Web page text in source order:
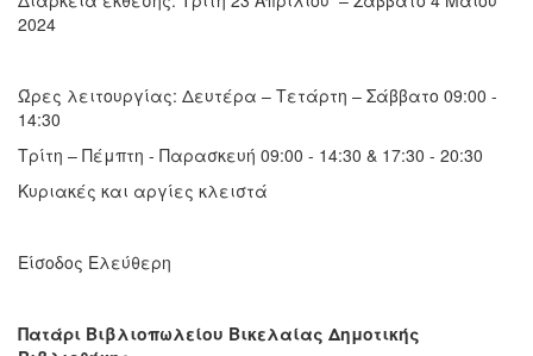
2024
Ώρες λειτουργίας: Δευτέρα – Τετάρτη – Σάββατο 09:00 -
14:30
Τρίτη – Πέμπτη - Παρασκευή 09:00 - 14:30 & 17:30 - 20:30
Κυριακές και αργίες κλειστά
Είσοδος Ελεύθερη
Πατάρι Βιβλιοπωλείου Βικελαίας Δημοτικής